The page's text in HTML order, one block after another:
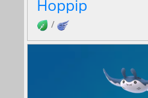
Hoppip
/